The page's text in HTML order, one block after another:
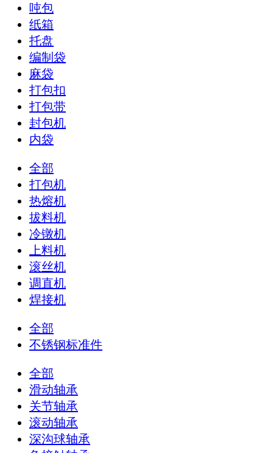
吨包
纸箱
托盘
编制袋
麻袋
打包扣
打包带
封包机
内袋
全部
打包机
热熔机
拔料机
冷镦机
上料机
滚丝机
调直机
焊接机
全部
不锈钢标准件
全部
滑动轴承
关节轴承
滚动轴承
深沟球轴承